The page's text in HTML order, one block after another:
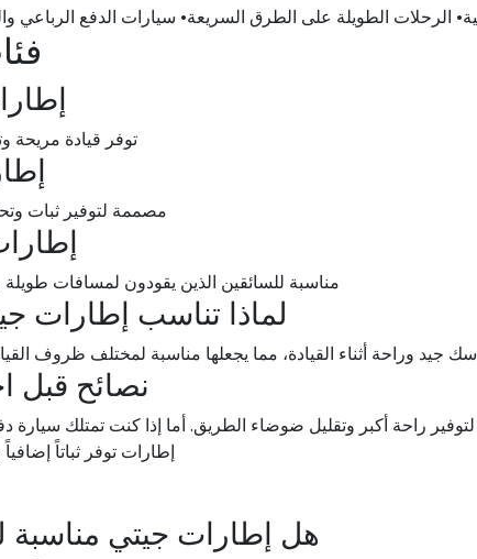
الرحلات الطويلة على الطرق السريعة• سيارات الدفع
توفر قيادة مريحة
مصممة لتوفير ثبات
مناسبة للسائقين الذين يقودون لمسافات
لماذا تناسب إطارات
وراحة أثناء القيادة، مما يجعلها مناسبة لمختلف ظروف
نصائح قبل
راحة أكبر وتقليل ضوضاء الطريق. أما إذا كنت تمتلك سيارة
إطارات توفر ثباتاً
هل إطارات جيتي مناسبة